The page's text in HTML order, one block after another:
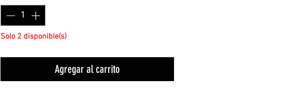
Solo 2 disponible(s)
Agregar al carrito